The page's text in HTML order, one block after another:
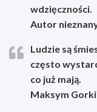
wdzięczności.
Autor
Ludzie są
często
co już mają.
Maksym